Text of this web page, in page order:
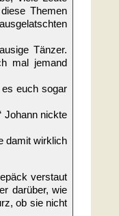
Themen
Tänzer.
mal jemand
euch sogar
Johann nickte
damit wirklich
verstaut
darüber, wie
ob sie nicht